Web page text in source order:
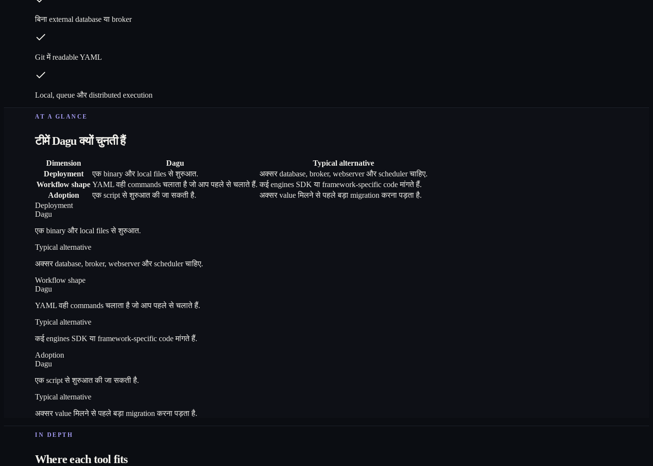
बिना external database या broker
Git में readable YAML
Local, queue और distributed execution
AT A GLANCE
टीमें Dagu क्यों चुनती हैं
Dimension Dagu
Typical alternative
Deployment
एक binary और local files से शुरुआत.
अक्सर database, broker, webserver और scheduler चाहिए.
Workflow shape YAML वही commands चलाता है जो आप पहले से चलाते हैं. कई engines SDK या framework-specific code मांगते हैं.
Adoption
एक script से शुरुआत की जा सकती है.
अक्सर value मिलने से पहले बड़ा migration करना पड़ता है.
Deployment
Dagu
एक binary और local files से शुरुआत.
Typical alternative
अक्सर database, broker, webserver और scheduler चाहिए.
Workflow shape
Dagu
YAML वही commands चलाता है जो आप पहले से चलाते हैं.
Typical alternative
कई engines SDK या framework-specific code मांगते हैं.
Adoption
Dagu
एक script से शुरुआत की जा सकती है.
Typical alternative
अक्सर value मिलने से पहले बड़ा migration करना पड़ता है.
IN DEPTH
Where each tool fits